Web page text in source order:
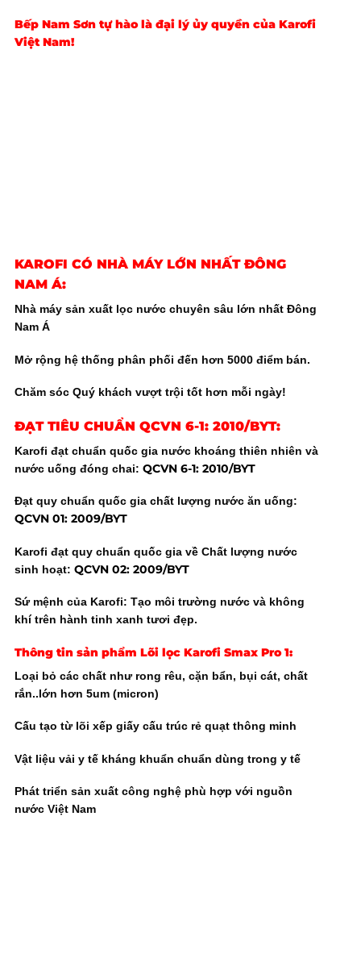
Bếp Nam Sơn tự hào là đại lý ủy quyền của Karofi
Việt Nam!
KAROFI CÓ NHÀ MÁY LỚN NHẤT ĐÔNG
NAM Á:
Nhà máy sản xuất lọc nước chuyên sâu lớn nhất Đông
Nam Á
Mở rộng hệ thống phân phối đến hơn 5000 điểm bán.
Chăm sóc Quý khách vượt trội tốt hơn mỗi ngày!
ĐẠT TIÊU CHUẨN QCVN 6-1: 2010/BYT:
Karofi đạt chuẩn quốc gia nước khoáng thiên nhiên và
nước uống đóng chai: QCVN 6-1: 2010/BYT
Đạt quy chuẩn quốc gia chất lượng nước ăn uống:
QCVN 01: 2009/BYT
Karofi đạt quy chuẩn quốc gia về Chất lượng nước
sinh hoạt: QCVN 02: 2009/BYT
Sứ mệnh của Karofi: Tạo môi trường nước và không
khí trên hành tinh xanh tươi đẹp.
Thông tin sản phẩm Lõi lọc Karofi Smax Pro 1:
Loại bỏ các chất như rong rêu, cặn bẩn, bụi cát, chất
rắn..lớn hơn 5um (micron)
Cấu tạo từ lõi xếp giấy cấu trúc rẻ quạt thông minh
Vật liệu vải y tế kháng khuẩn chuẩn dùng trong y tế
Phát triển sản xuất công nghệ phù hợp với nguồn
nước Việt Nam